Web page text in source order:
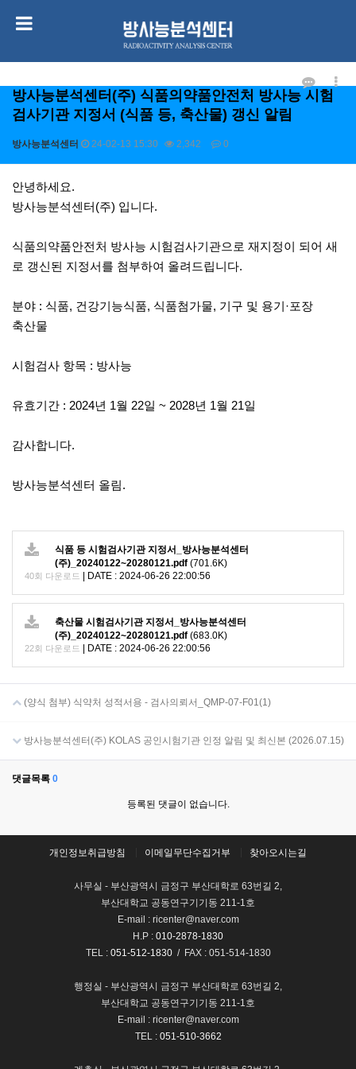
방사능분석센터(주) 식품의약품안전처 방사능 시험
검사기관 지정서 (식품 등, 축산물) 갱신 알림
방사능분석센터 24-02-13 15:30 2,342 0
본문
안녕하세요.
방사능분석센터(주) 입니다.
식품의약품안전처 방사능 시험검사기관으로 재지정이 되어 새
로 갱신된 지정서를 첨부하여 올려드립니다.
분야 : 식품, 건강기능식품, 식품첨가물, 기구 및 용기·포장
축산물
시험검사 항목 : 방사능
유효기간 : 2024년 1월 22일 ~ 2028년 1월 21일
감사합니다.
방사능분석센터 올림.
식품 등 시험검사기관 지정서_방사능분석센터
(주)_20240122~20280121.pdf (701.6K)
40회 다운로드 DATE : 2024-06-26 22:00:56
축산물 시험검사기관 지정서_방사능분석센터
(주)_20240122~20280121.pdf (683.0K)
22회 다운로드 DATE : 2024-06-26 22:00:56
(양식 첨부) 식약처 성적서용 - 검사의뢰서_QMP-07-F01(1)
방사능분석센터(주) KOLAS 공인시험기관 인정 알림 및 최신본 (2026.07.15)
댓글목록 0
등록된 댓글이 없습니다.
개인정보취급방침 이메일무단수집거부 찾아오시는길
사무실 - 부산광역시 금정구 부산대학로 63번길 2,
부산대학교 공동연구기기동 211-1호
E-mail : ricenter@naver.com
H.P : 010-2878-1830
TEL : 051-512-1830/ FAX : 051-514-1830
행정실 - 부산광역시 금정구 부산대학로 63번길 2,
부산대학교 공동연구기기동 211-1호
E-mail : ricenter@naver.com
TEL : 051-510-3662